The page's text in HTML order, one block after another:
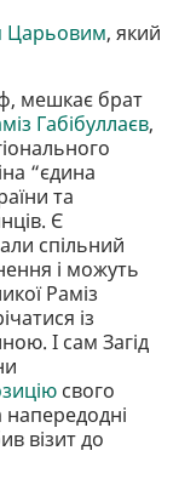
Царьовим, який
мешкає брат
Габібуллаєв,
“єдина
та
Є
спільний
і можуть
Раміз
із
І сам Загід
свого
напередодні
візит до